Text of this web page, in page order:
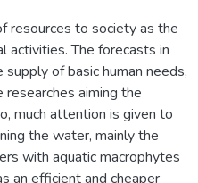
resources to society as the
activities. The forecasts in
of basic human needs,
aiming the
much attention is given to
the water, mainly the
with aquatic macrophytes
an efficient and cheaper